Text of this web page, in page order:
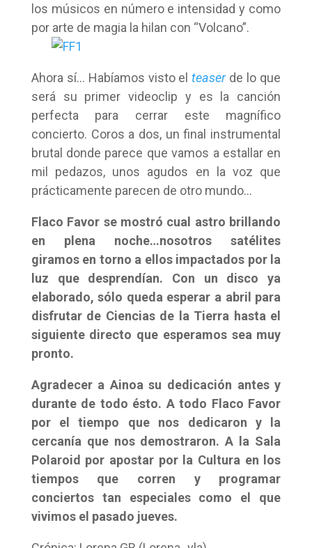
los músicos en número e intensidad y como
por arte de magia la hilan con “Volcano”.
Ahora sí… Habíamos visto elteaser de lo que
será su primer videoclip y es la canción
perfecta para cerrar este magnífico
concierto. Coros a dos, un final instrumental
brutal donde parece que vamos a estallar en
mil pedazos, unos agudos en la voz que
prácticamente parecen de otro mundo…
Flaco Favor se mostró cual astro brillando
en plena noche…nosotros satélites
giramos en torno a ellos impactados por la
luz que desprendían. Con un disco ya
elaborado, sólo queda esperar a abril para
disfrutar de Ciencias de la Tierra hasta el
siguiente directo que esperamos sea muy
pronto.
Agradecer a Ainoa su dedicación antes y
durante de todo ésto. A todo Flaco Favor
por el tiempo que nos dedicaron y la
cercanía que nos demostraron. A la Sala
Polaroid por apostar por la Cultura en los
tiempos que corren y programar
conciertos tan especiales como el que
vivimos el pasado jueves.